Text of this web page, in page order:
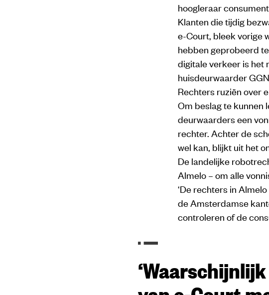
hoogleraar
Klanten die tijdig
e-Court, bleek vorige
hebben geprobeerd
digitale verkeer is het
huisdeurwaarder
Rechters ruziën over
Om beslag te kunnen
deurwaarders een
rechter. Achter de
wel kan, blijkt uit het
De landelijke
Almelo – om alle
‘De rechters in
de Amsterdamse
controleren of de